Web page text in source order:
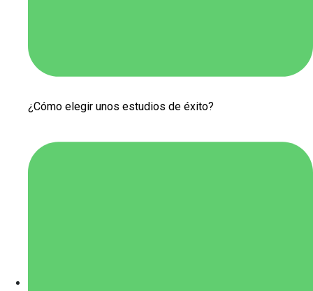
¿Cómo elegir unos estudios de éxito?